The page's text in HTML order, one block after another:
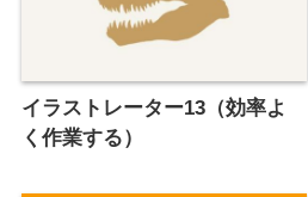
イラストレーター13（効率よ
く作業する）